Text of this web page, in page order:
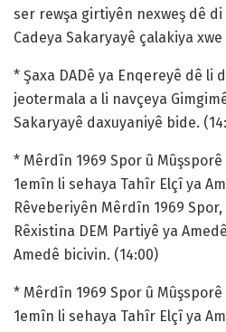
ser rewşa girtiyên nexweş dê
Cadeya Sakaryayê çalakiya
* Şaxa DADê ya Enqereyê dê li
jeotermala a li navçeya
Sakaryayê daxuyaniyê bide.
* Mêrdîn 1969 Spor û
1emîn li sehaya Tahîr Elçî ya
Rêveberiyên Mêrdîn 1969
Rêxistina DEM Partiyê ya
Amedê bicivin. (14:00)
* Mêrdîn 1969 Spor û
1emîn li sehaya Tahîr Elçî ya